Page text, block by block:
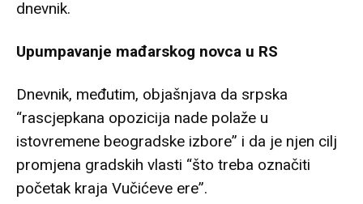
dnevnik.
Upumpavanje mađarskog novca u RS
Dnevnik, međutim, objašnjava da srpska
“rascjepkana opozicija nade polaže u
istovremene beogradske izbore” i da je njen cilj
promjena gradskih vlasti “što treba označiti
početak kraja Vučićeve ere”.